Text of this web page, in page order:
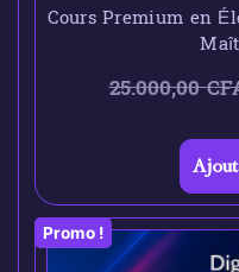
Cours Premium en
25.000,00
Promo !